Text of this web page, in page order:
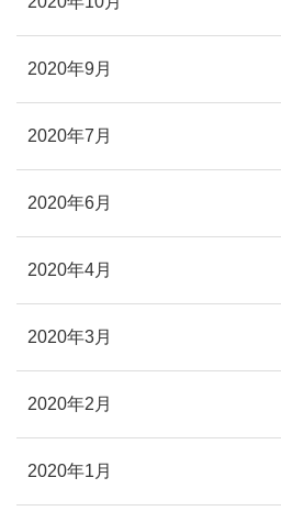
2020年9月
2020年7月
2020年6月
2020年4月
2020年3月
2020年2月
2020年1月